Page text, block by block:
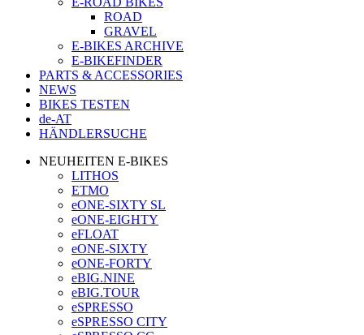
ROAD
GRAVEL
E-BIKES ARCHIVE
E-BIKEFINDER
PARTS & ACCESSORIES
NEWS
BIKES TESTEN
de-AT
HÄNDLERSUCHE
NEUHEITEN E-BIKES
LITHOS
ETMO
eONE-SIXTY SL
eONE-EIGHTY
eFLOAT
eONE-SIXTY
eONE-FORTY
eBIG.NINE
eBIG.TOUR
eSPRESSO
eSPRESSO CITY